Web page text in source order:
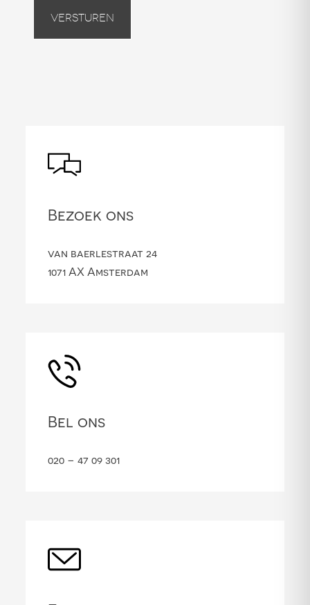
Versturen
Bezoek ons
van baerlestraat 24
1071 AX Amsterdam
Bel ons
020 – 47 09 301